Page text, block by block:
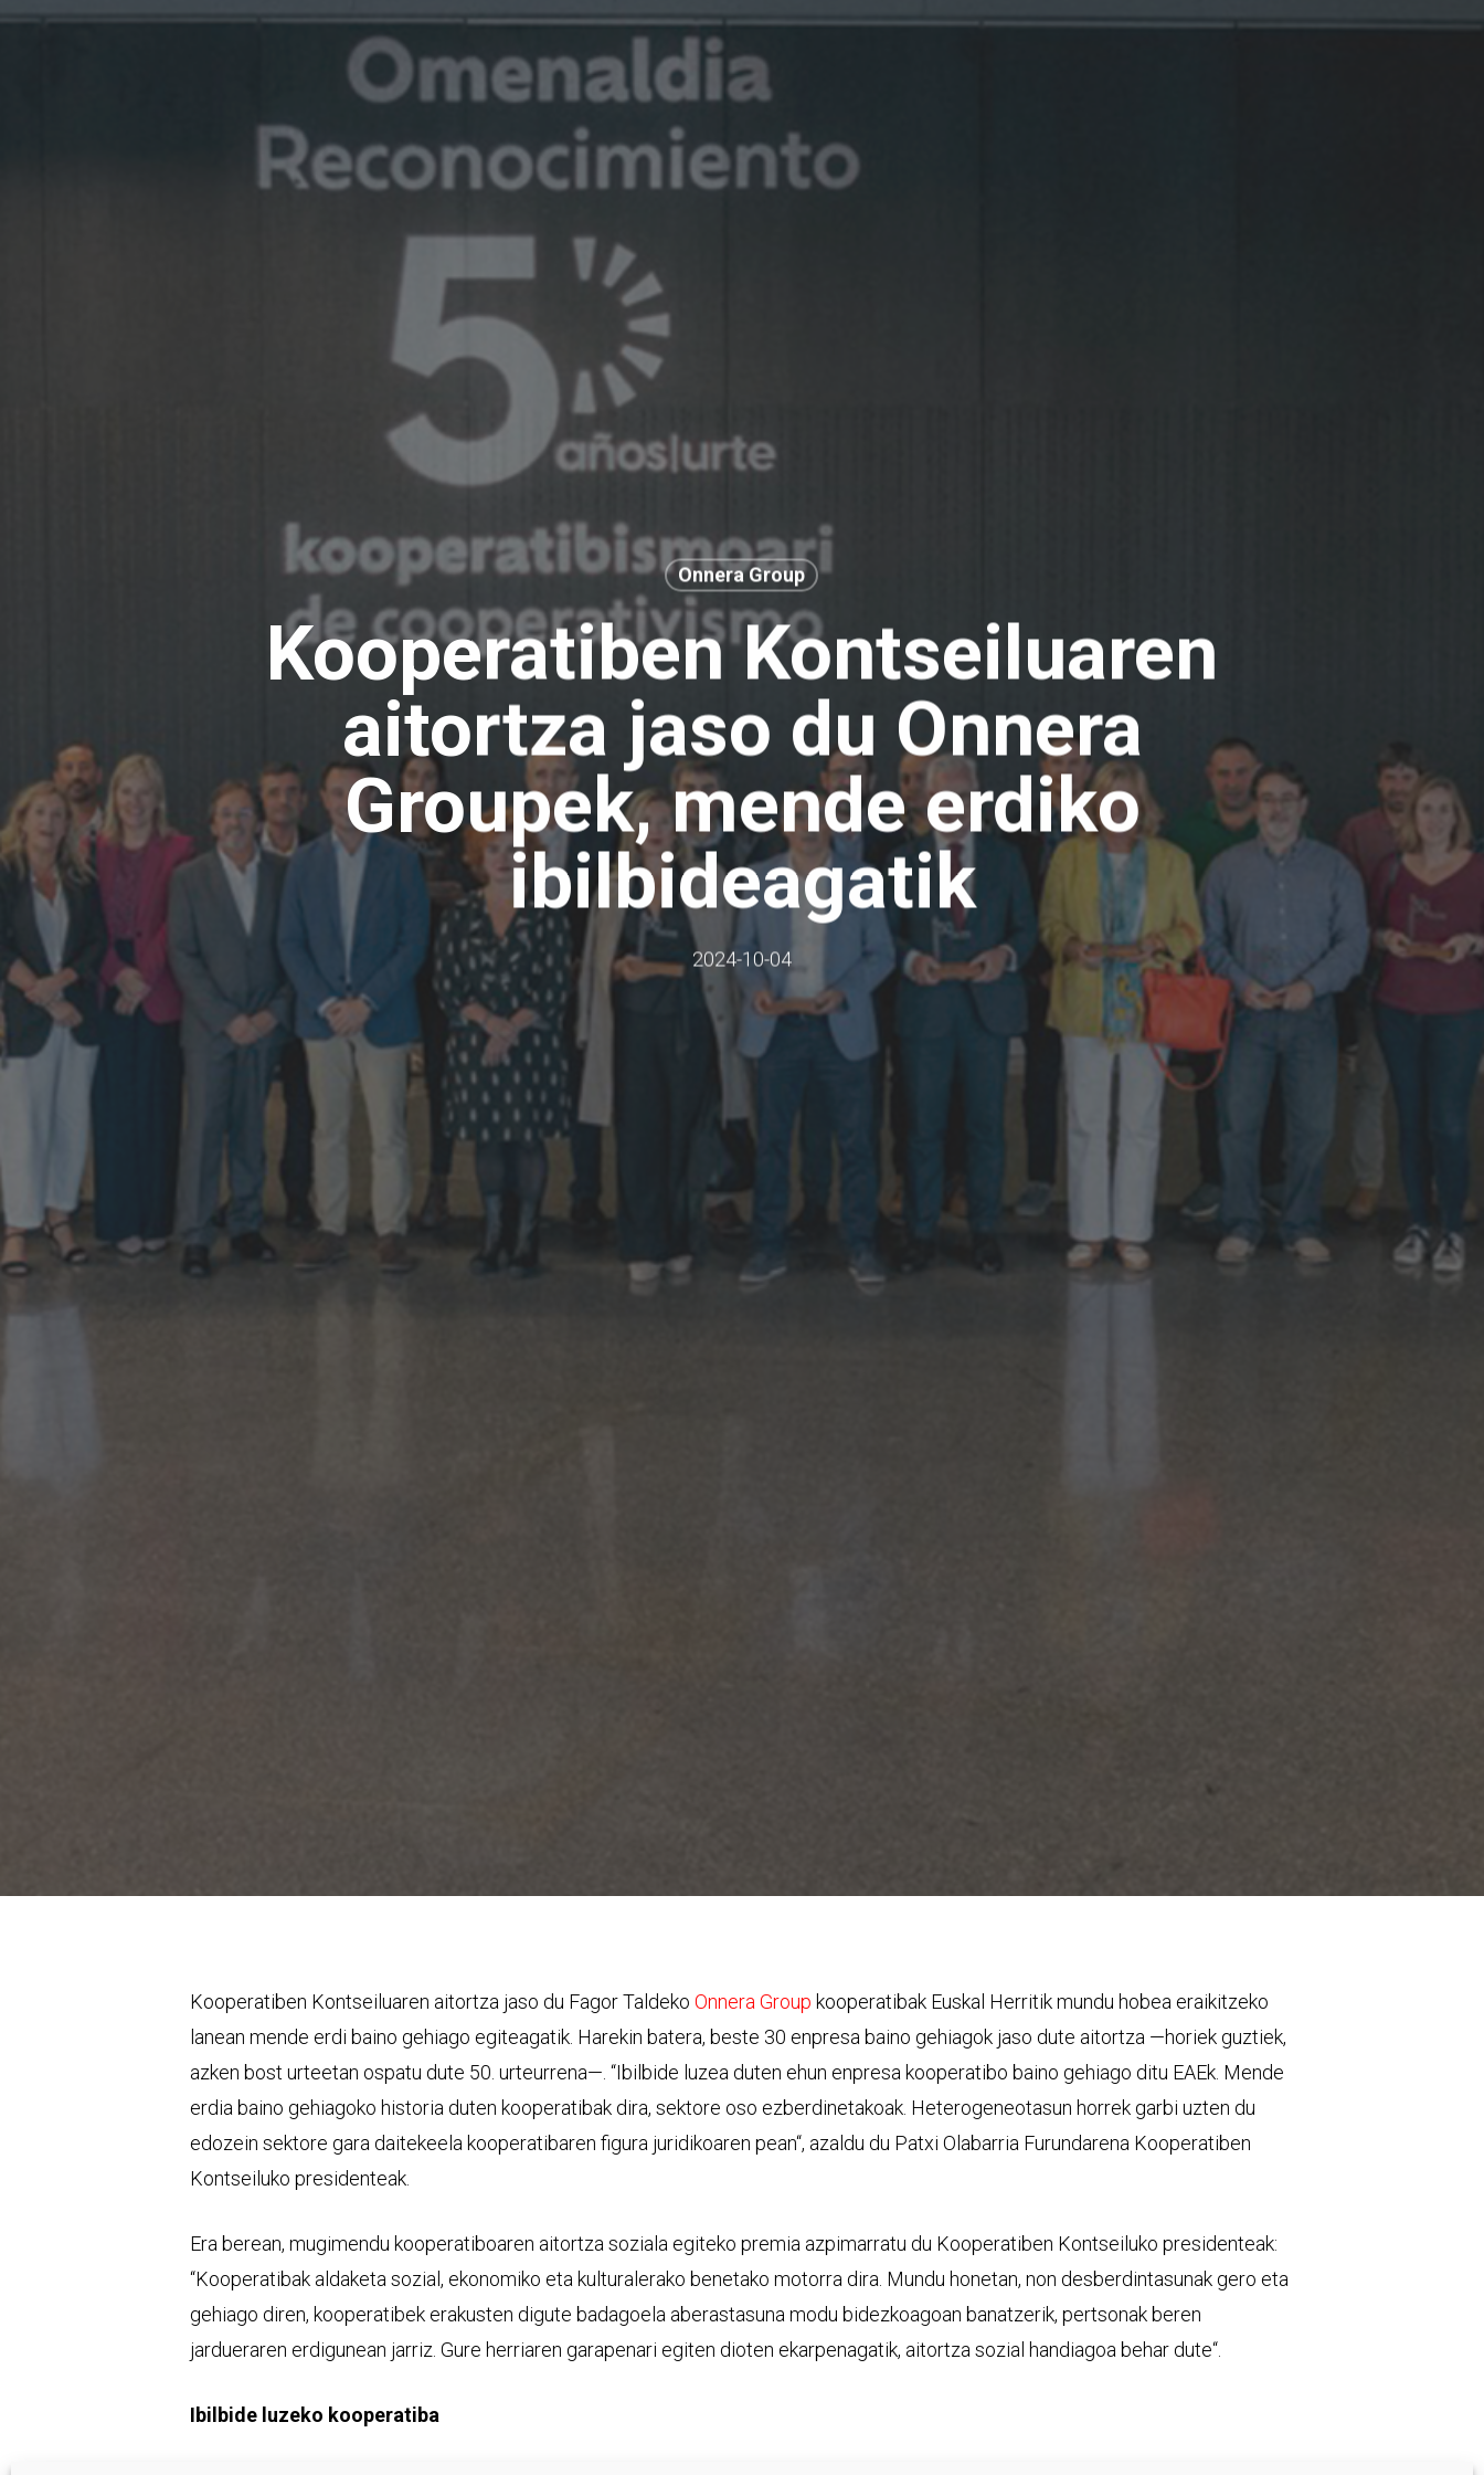
Onnera Group
Kooperatiben Kontseiluaren
aitortza jaso du Onnera
Groupek, mende erdiko
ibilbideagatik
2024-10-04
Kooperatiben Kontseiluaren aitortza jaso du Fagor Taldeko Onnera Group kooperatibak Euskal Herritik mundu hobea eraikitzeko
lanean mende erdi baino gehiago egiteagatik. Harekin batera, beste 30 enpresa baino gehiagok jaso dute aitortza —horiek guztiek,
azken bost urteetan ospatu dute 50. urteurrena—. “Ibilbide luzea duten ehun enpresa kooperatibo baino gehiago ditu EAEk. Mende
erdia baino gehiagoko historia duten kooperatibak dira, sektore oso ezberdinetakoak. Heterogeneotasun horrek garbi uzten du
edozein sektore gara daitekeela kooperatibaren figura juridikoaren pean“, azaldu du Patxi Olabarria Furundarena Kooperatiben
Kontseiluko presidenteak.
Era berean, mugimendu kooperatiboaren aitortza soziala egiteko premia azpimarratu du Kooperatiben Kontseiluko presidenteak:
“Kooperatibak aldaketa sozial, ekonomiko eta kulturalerako benetako motorra dira. Mundu honetan, non desberdintasunak gero eta
gehiago diren, kooperatibek erakusten digute badagoela aberastasuna modu bidezkoagoan banatzerik, pertsonak beren
jardueraren erdigunean jarriz. Gure herriaren garapenari egiten dioten ekarpenagatik, aitortza sozial handiagoa behar dute“.
Ibilbide luzeko kooperatiba